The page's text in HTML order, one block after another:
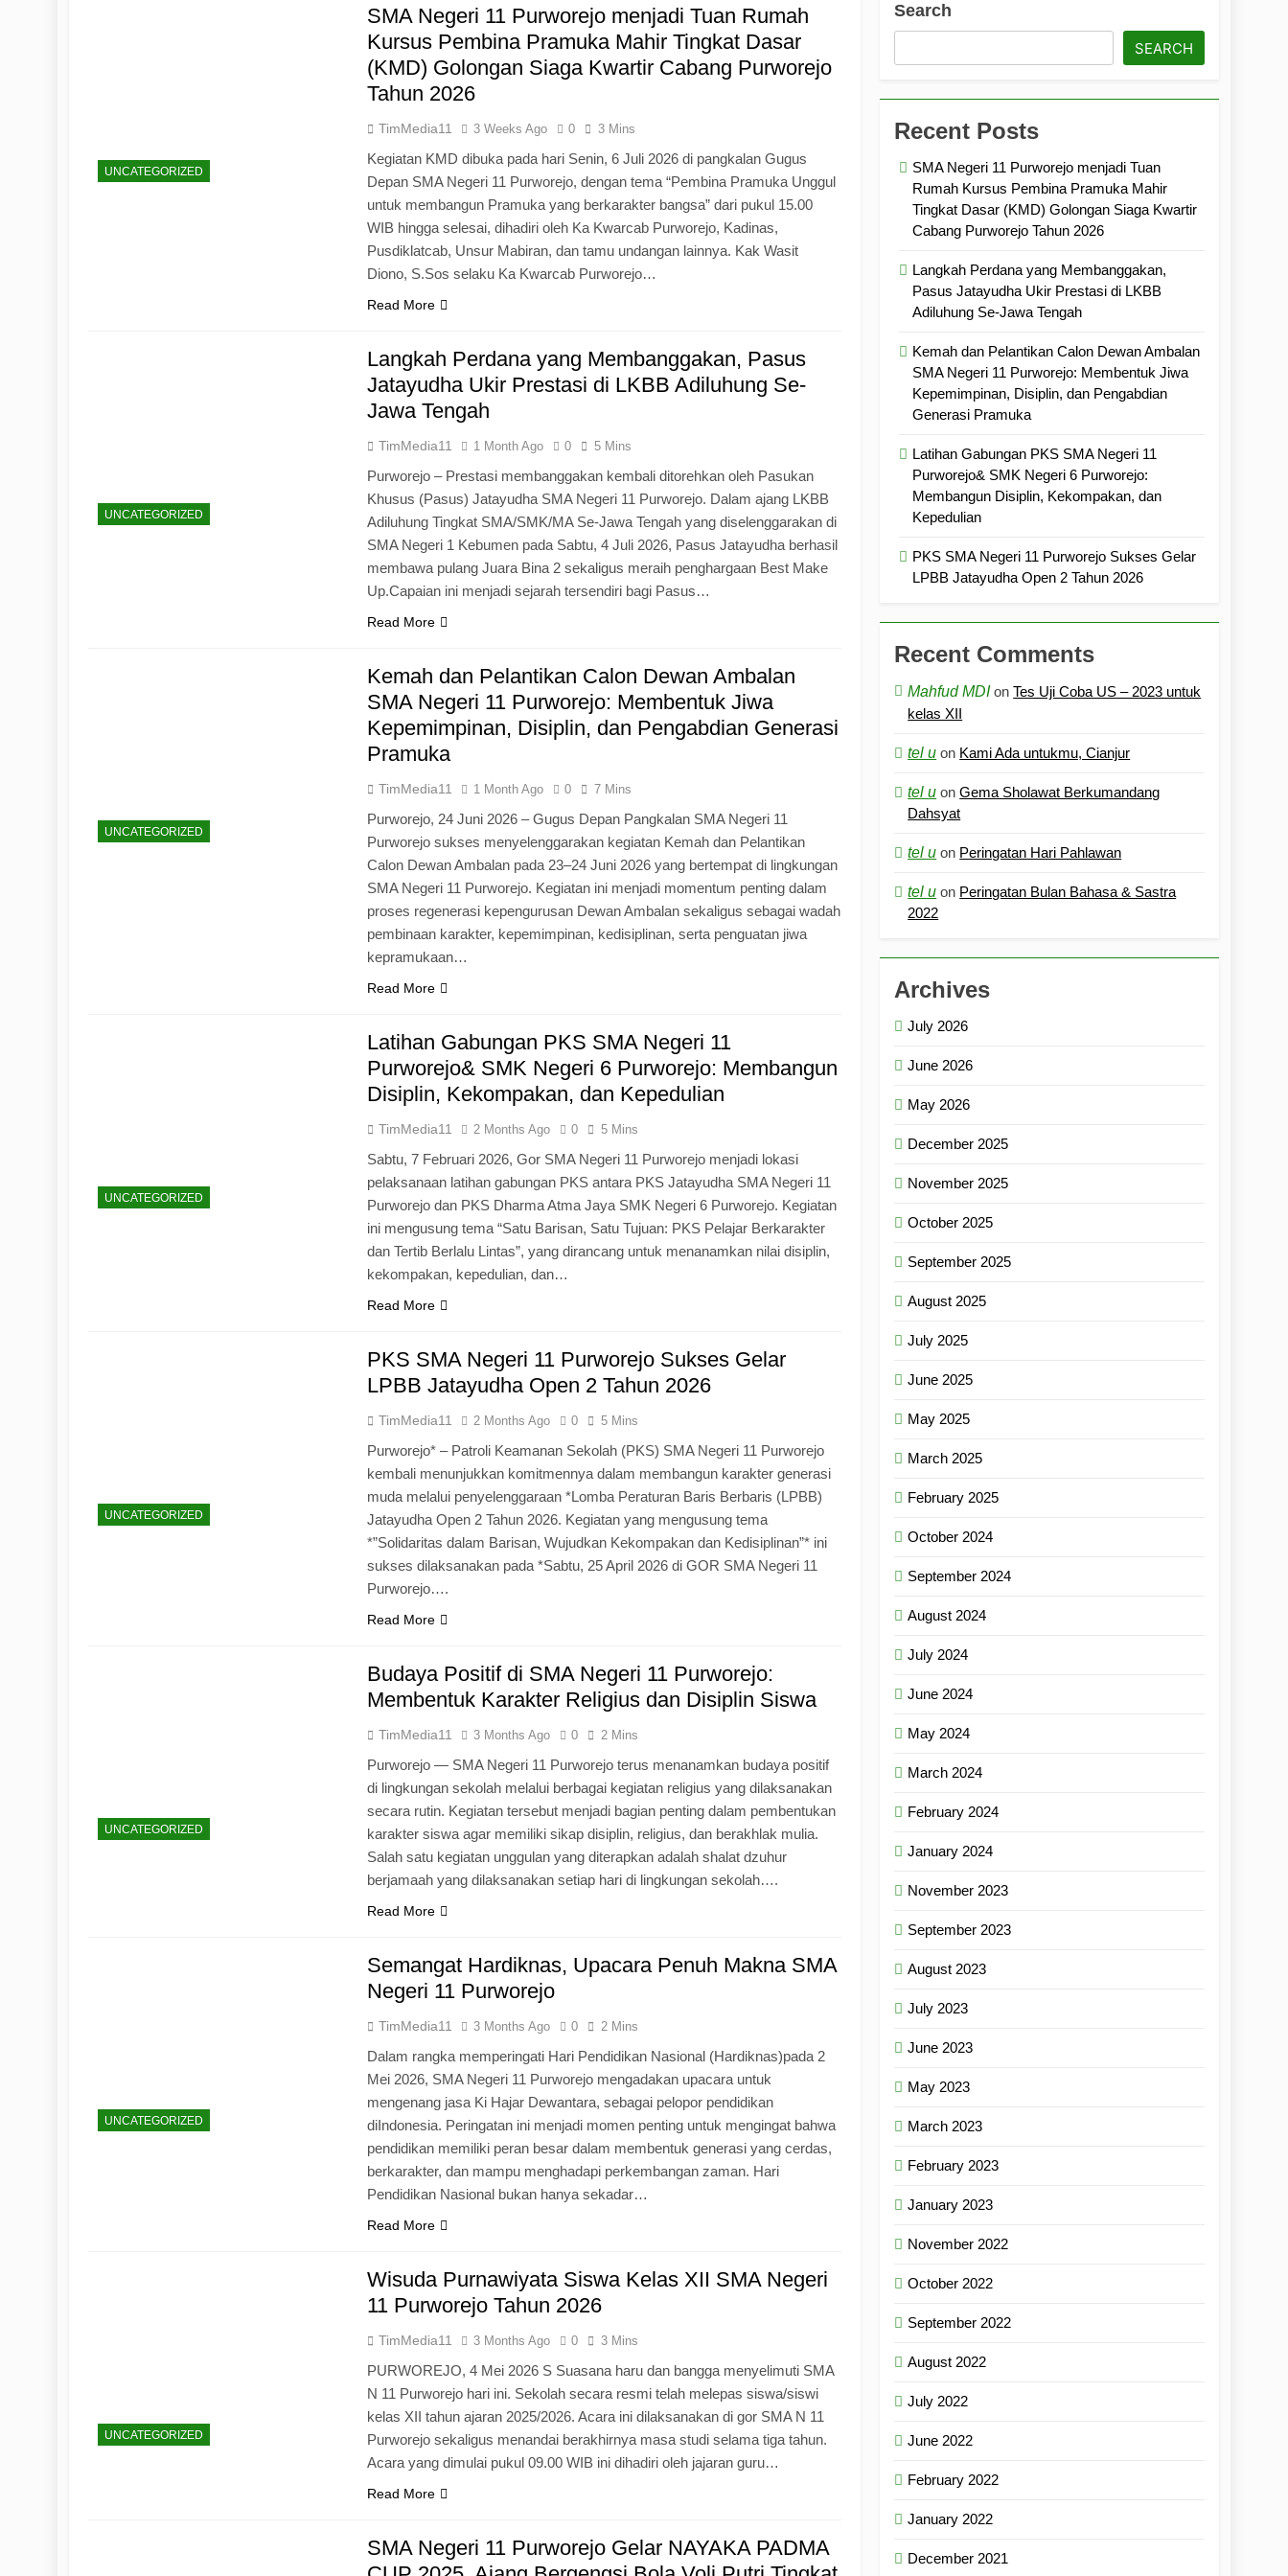
Pengabdian Generasi Pramuka
UNCATEGORIZED
SMA Negeri 11 Purworejo menjadi Tuan Rumah
Kursus Pembina Pramuka Mahir Tingkat Dasar
(KMD) Golongan Siaga Kwartir Cabang Purworejo
Tahun 2026
TimMedia11 3 Weeks Ago 0 3 Mins
Kegiatan KMD dibuka pada hari Senin, 6 Juli 2026 di pangkalan Gugus
Depan SMA Negeri 11 Purworejo, dengan tema “Pembina Pramuka Unggul
untuk membangun Pramuka yang berkarakter bangsa” dari pukul 15.00
WIB hingga selesai, dihadiri oleh Ka Kwarcab Purworejo, Kadinas,
Pusdiklatcab, Unsur Mabiran, dan tamu undangan lainnya. Kak Wasit
Diono, S.Sos selaku Ka Kwarcab Purworejo…
Read More
UNCATEGORIZED
Langkah Perdana yang Membanggakan, Pasus
Jatayudha Ukir Prestasi di LKBB Adiluhung Se-
Jawa Tengah
TimMedia11 1 Month Ago 0 5 Mins
Purworejo – Prestasi membanggakan kembali ditorehkan oleh Pasukan
Khusus (Pasus) Jatayudha SMA Negeri 11 Purworejo. Dalam ajang LKBB
Adiluhung Tingkat SMA/SMK/MA Se-Jawa Tengah yang diselenggarakan di
SMA Negeri 1 Kebumen pada Sabtu, 4 Juli 2026, Pasus Jatayudha berhasil
membawa pulang Juara Bina 2 sekaligus meraih penghargaan Best Make
Up.Capaian ini menjadi sejarah tersendiri bagi Pasus…
Read More
UNCATEGORIZED
Kemah dan Pelantikan Calon Dewan Ambalan
SMA Negeri 11 Purworejo: Membentuk Jiwa
Kepemimpinan, Disiplin, dan Pengabdian Generasi
Pramuka
TimMedia11 1 Month Ago 0 7 Mins
Purworejo, 24 Juni 2026 – Gugus Depan Pangkalan SMA Negeri 11
Purworejo sukses menyelenggarakan kegiatan Kemah dan Pelantikan
Calon Dewan Ambalan pada 23–24 Juni 2026 yang bertempat di lingkungan
SMA Negeri 11 Purworejo. Kegiatan ini menjadi momentum penting dalam
proses regenerasi kepengurusan Dewan Ambalan sekaligus sebagai wadah
pembinaan karakter, kepemimpinan, kedisiplinan, serta penguatan jiwa
kepramukaan…
Read More
UNCATEGORIZED
Latihan Gabungan PKS SMA Negeri 11
Purworejo& SMK Negeri 6 Purworejo: Membangun
Disiplin, Kekompakan, dan Kepedulian
TimMedia11 2 Months Ago 0 5 Mins
Sabtu, 7 Februari 2026, Gor SMA Negeri 11 Purworejo menjadi lokasi
pelaksanaan latihan gabungan PKS antara PKS Jatayudha SMA Negeri 11
Purworejo dan PKS Dharma Atma Jaya SMK Negeri 6 Purworejo. Kegiatan
ini mengusung tema “Satu Barisan, Satu Tujuan: PKS Pelajar Berkarakter
dan Tertib Berlalu Lintas”, yang dirancang untuk menanamkan nilai disiplin,
kekompakan, kepedulian, dan…
Read More
UNCATEGORIZED
PKS SMA Negeri 11 Purworejo Sukses Gelar
LPBB Jatayudha Open 2 Tahun 2026
TimMedia11 2 Months Ago 0 5 Mins
Purworejo* – Patroli Keamanan Sekolah (PKS) SMA Negeri 11 Purworejo
kembali menunjukkan komitmennya dalam membangun karakter generasi
muda melalui penyelenggaraan *Lomba Peraturan Baris Berbaris (LPBB)
Jatayudha Open 2 Tahun 2026. Kegiatan yang mengusung tema
*”Solidaritas dalam Barisan, Wujudkan Kekompakan dan Kedisiplinan”* ini
sukses dilaksanakan pada *Sabtu, 25 April 2026 di GOR SMA Negeri 11
Purworejo….
Read More
UNCATEGORIZED
Budaya Positif di SMA Negeri 11 Purworejo:
Membentuk Karakter Religius dan Disiplin Siswa
TimMedia11 3 Months Ago 0 2 Mins
Purworejo — SMA Negeri 11 Purworejo terus menanamkan budaya positif
di lingkungan sekolah melalui berbagai kegiatan religius yang dilaksanakan
secara rutin. Kegiatan tersebut menjadi bagian penting dalam pembentukan
karakter siswa agar memiliki sikap disiplin, religius, dan berakhlak mulia.
Salah satu kegiatan unggulan yang diterapkan adalah shalat dzuhur
berjamaah yang dilaksanakan setiap hari di lingkungan sekolah….
Read More
UNCATEGORIZED
Semangat Hardiknas, Upacara Penuh Makna SMA
Negeri 11 Purworejo
TimMedia11 3 Months Ago 0 2 Mins
Dalam rangka memperingati Hari Pendidikan Nasional (Hardiknas)pada 2
Mei 2026, SMA Negeri 11 Purworejo mengadakan upacara untuk
mengenang jasa Ki Hajar Dewantara, sebagai pelopor pendidikan
diIndonesia. Peringatan ini menjadi momen penting untuk mengingat bahwa
pendidikan memiliki peran besar dalam membentuk generasi yang cerdas,
berkarakter, dan mampu menghadapi perkembangan zaman. Hari
Pendidikan Nasional bukan hanya sekadar…
Read More
UNCATEGORIZED
Wisuda Purnawiyata Siswa Kelas XII SMA Negeri
11 Purworejo Tahun 2026
TimMedia11 3 Months Ago 0 3 Mins
PURWOREJO, 4 Mei 2026 S Suasana haru dan bangga menyelimuti SMA
N 11 Purworejo hari ini. Sekolah secara resmi telah melepas siswa/siswi
kelas XII tahun ajaran 2025/2026. Acara ini dilaksanakan di gor SMA N 11
Purworejo sekaligus menandai berakhirnya masa studi selama tiga tahun.
Acara yang dimulai pukul 09.00 WIB ini dihadiri oleh jajaran guru…
Read More
SMA Negeri 11 Purworejo Gelar NAYAKA PADMA
Search
SEARCH
Recent Posts
SMA Negeri 11 Purworejo menjadi Tuan
Rumah Kursus Pembina Pramuka Mahir
Tingkat Dasar (KMD) Golongan Siaga Kwartir
Cabang Purworejo Tahun 2026
Langkah Perdana yang Membanggakan,
Pasus Jatayudha Ukir Prestasi di LKBB
Adiluhung Se-Jawa Tengah
Kemah dan Pelantikan Calon Dewan Ambalan
SMA Negeri 11 Purworejo: Membentuk Jiwa
Kepemimpinan, Disiplin, dan Pengabdian
Generasi Pramuka
Latihan Gabungan PKS SMA Negeri 11
Purworejo& SMK Negeri 6 Purworejo:
Membangun Disiplin, Kekompakan, dan
Kepedulian
PKS SMA Negeri 11 Purworejo Sukses Gelar
LPBB Jatayudha Open 2 Tahun 2026
Recent Comments
Mahfud MDIonTes Uji Coba US – 2023 untuk
kelas XII
tel u on Kami Ada untukmu, Cianjur
tel u onGema Sholawat Berkumandang
Dahsyat
tel u on Peringatan Hari Pahlawan
tel u on Peringatan Bulan Bahasa & Sastra
2022
Archives
July 2026
June 2026
May 2026
December 2025
November 2025
October 2025
September 2025
August 2025
July 2025
June 2025
May 2025
March 2025
February 2025
October 2024
September 2024
August 2024
July 2024
June 2024
May 2024
March 2024
February 2024
January 2024
November 2023
September 2023
August 2023
July 2023
June 2023
May 2023
March 2023
February 2023
January 2023
November 2022
October 2022
September 2022
August 2022
July 2022
June 2022
February 2022
January 2022
December 2021